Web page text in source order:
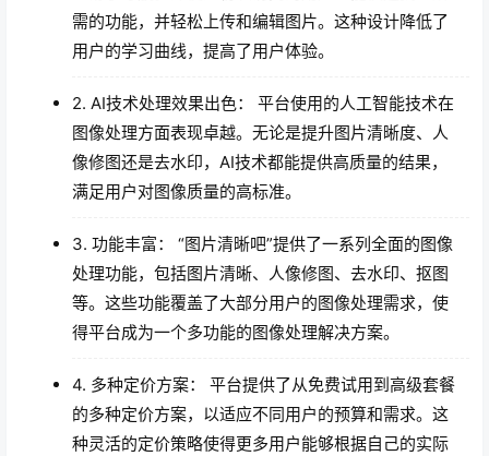
需的功能，并轻松上传和编辑图片。这种设计降低了
用户的学习曲线，提高了用户体验。
2. AI技术处理效果出色： 平台使用的人工智能技术在
图像处理方面表现卓越。无论是提升图片清晰度、人
像修图还是去水印，AI技术都能提供高质量的结果，
满足用户对图像质量的高标准。
3. 功能丰富： “图片清晰吧”提供了一系列全面的图像
处理功能，包括图片清晰、人像修图、去水印、抠图
等。这些功能覆盖了大部分用户的图像处理需求，使
得平台成为一个多功能的图像处理解决方案。
4. 多种定价方案： 平台提供了从免费试用到高级套餐
的多种定价方案，以适应不同用户的预算和需求。这
种灵活的定价策略使得更多用户能够根据自己的实际